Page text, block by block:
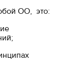
ОО, это: